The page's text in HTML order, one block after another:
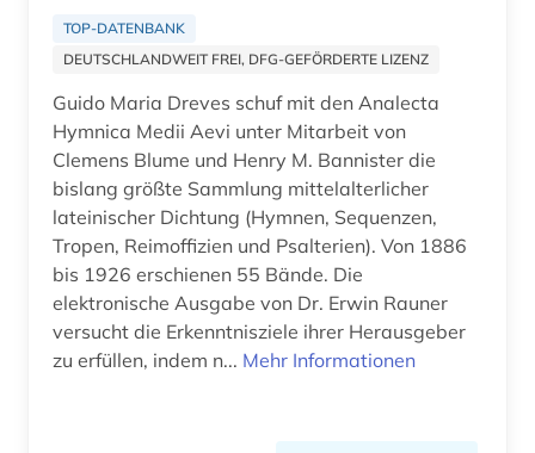
ilias (1)
immanuel (1)
incipit (1)
indogermanische sprachen (2)
indogermanistik (1)
inhaltsverzeichnis (1)
TOP-DATENBANK
DEUTSCHLANDWEIT FREI, DFG-GEFÖRDERTE LIZENZ
Guido Maria Dreves schuf mit den Analecta
Hymnica Medii Aevi unter Mitarbeit von
Clemens Blume und Henry M. Bannister die
bislang größte Sammlung mittelalterlicher
lateinischer Dichtung (Hymnen, Sequenzen,
Tropen, Reimoffizien und Psalterien). Von 1886
bis 1926 erschienen 55 Bände. Die
elektronische Ausgabe von Dr. Erwin Rauner
versucht die Erkenntnisziele ihrer Herausgeber
zu erfüllen, indem n... Mehr Informationen